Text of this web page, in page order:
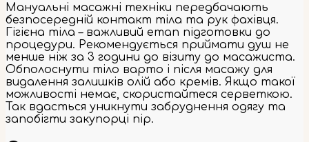
Мануальні масажні техніки передбачають
безпосередній контакт тіла та рук фахівця.
Гігієна тіла – важливий етап підготовки до
процедури. Рекомендується приймати душ не
менше ніж за 3 години до візиту до масажиста.
Обполоснути тіло варто і після масажу для
видалення залишків олій або кремів. Якщо такої
можливості немає, скористайтеся серветкою.
Так вдасться уникнути забруднення одягу та
запобігти закупорці пір.